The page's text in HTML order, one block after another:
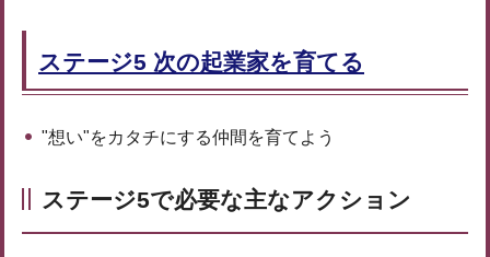
ステージ5 次の起業家を育てる
"想い"をカタチにする仲間を育てよう
ステージ5で必要な主なアクション